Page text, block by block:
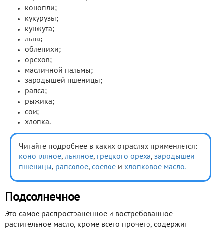
конопли;
кукурузы;
кунжута;
льна;
облепихи;
орехов;
масличной пальмы;
зародышей пшеницы;
рапса;
рыжика;
сои;
хлопка.
Читайте подробнее в каких отраслях применяется:
конопляное, льняное, грецкого ореха, зародышей
пшеницы, рапсовое, соевое и хлопковое масло.
Подсолнечное
Это самое распространённое и востребованное
растительное масло, кроме всего прочего, содержит